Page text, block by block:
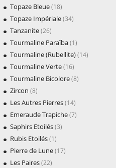
Topaze Bleue(18)
Topaze Impériale(34)
Tanzanite(26)
Tourmaline Paraïba(1)
Tourmaline (Rubellite)(14)
Tourmaline Verte(16)
Tourmaline Bicolore(8)
Zircon (8)
Les Autres Pierres(14)
Emeraude Trapiche(7)
Saphirs Etoilés(3)
Rubis Etoilés(1)
Pierre de Lune(17)
Les Paires(22)